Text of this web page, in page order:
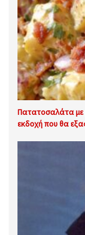
Πατατοσαλάτα με
εκδοχή που θα